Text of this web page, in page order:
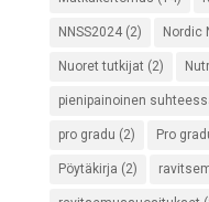
NNSS2024(2) Nordic
Nuoret tutkijat (2)
pienipainoinen
pro gradu (2) Pro
Pöytäkirja (2)